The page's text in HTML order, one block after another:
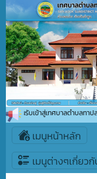
ต้อนรับเข้าสู่เทศบาลตำบลทาปล
เมนูหน้าหลัก
เมนูต่างๆเกี่ยว